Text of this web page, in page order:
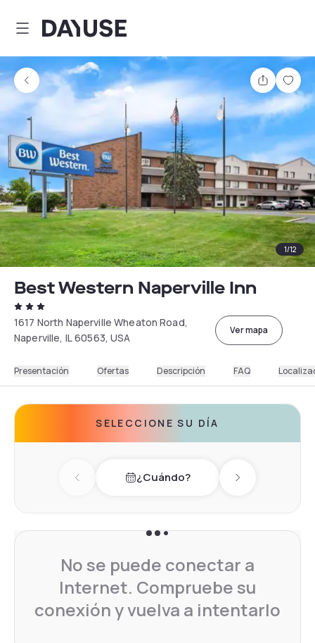
Dayuse
1/12
Best Western Naperville Inn
1617 North Naperville Wheaton Road,
Naperville, IL 60563, USA
Ver mapa
Presentación Ofertas Descripción FAQ
SELECCIONE SU DÍA
Previous day¿Cuándo? Next day
No se puede conectar a
Internet. Compruebe su
conexión y vuelva a intentarlo